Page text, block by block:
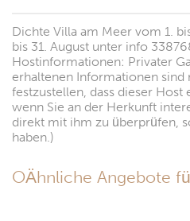
Dichte Villa am Meer vom 1.
bis 31. August unter info
Hostinformationen: Privater
erhaltenen Informationen sind
festzustellen, dass dieser Host
wenn Sie an der Herkunft
direkt mit ihm zu überprüfen,
haben.)
OÄhnliche Angebote